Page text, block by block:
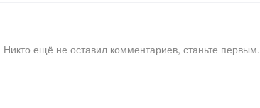
Никто ещё не оставил комментариев, станьте первым.